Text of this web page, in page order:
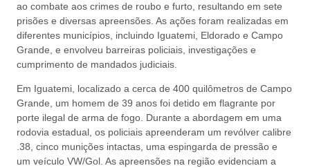
ao combate aos crimes de roubo e furto, resultando em sete
prisões e diversas apreensões. As ações foram realizadas em
diferentes municípios, incluindo Iguatemi, Eldorado e Campo
Grande, e envolveu barreiras policiais, investigações e
cumprimento de mandados judiciais.
Em Iguatemi, localizado a cerca de 400 quilômetros de Campo
Grande, um homem de 39 anos foi detido em flagrante por
porte ilegal de arma de fogo. Durante a abordagem em uma
rodovia estadual, os policiais apreenderam um revólver calibre
.38, cinco munições intactas, uma espingarda de pressão e
um veículo VW/Gol. As apreensões na região evidenciam a